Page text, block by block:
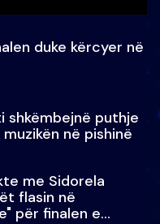
duke kërcyer në
shkëmbejnë puthje
në pishinë
me Sidorela
flasin në
për finalen e